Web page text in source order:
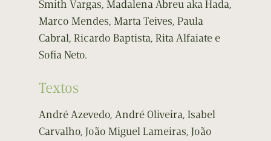
Smith Vargas, Madalena Abreu aka Hada,
Marco Mendes, Marta Teives, Paula
Cabral, Ricardo Baptista, Rita Alfaiate e
Sofia Neto.
Textos
André Azevedo, André Oliveira, Isabel
Carvalho, João Miguel Lameiras, João